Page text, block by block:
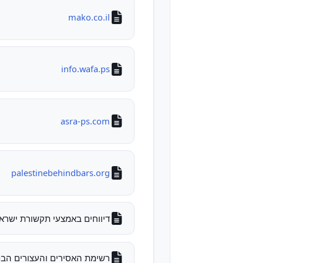
mako.co.il
info.wafa.ps
asra-ps.com
palestinebehindbars.org
דיווחים באמצעי תקשורת
רשימת האסירים והעצורים הבטחוניים